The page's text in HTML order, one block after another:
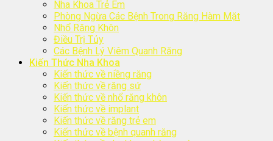
Nha Khoa Trẻ Em
Phòng Ngừa Các Bệnh Trong Răng Hàm Mặt
Nhổ Răng Khôn
Điều Trị Tủy
Các Bệnh Lý Viêm Quanh Răng
Kiến Thức Nha Khoa
Kiến thức về niềng răng
Kiến thức về răng sứ
Kiến thức về nhổ răng khôn
Kiến thức về implant
Kiến thức về răng trẻ em
Kiến thức về bệnh quanh răng